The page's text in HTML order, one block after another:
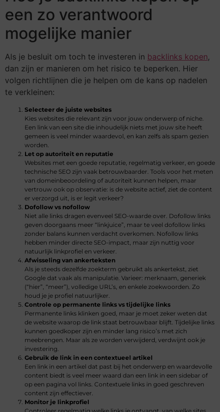
een zo verantwoord
mogelijke manier
Als je besluit om toch te investeren in backlinks kopen,
dan zijn er manieren om het risico te beperken. Hier
volgen richtlijnen die je helpen om de kans op nadelen
te verkleinen:
Selecteer de juiste websites
Kies websites die relevant zijn voor jouw onderwerp of niche.
Een link van een site die inhoudelijk niets met jouw site heeft
gemeen is veel minder waardevol, en kan zelfs als spam gezien
worden.
Let op autoriteit en reputatie
Websites met een goede reputatie, regelmatig verkeer, en goede
technische SEO zijn vaak betrouwbaarder. Tools voor het meten
van domeinbeoordeling of autoriteit kunnen helpen, maar
vertrouw ook op observatie: is de website actief, ziet de content
er verzorgd uit, is er legit verkeer?
Dofollow vs nofollow
Niet alle links dragen evenveel SEO-waarde over. Dofollow links
geven doorgaans meer “linkjuice”, maar te veel dofollow links
zonder balans kunnen verdacht overkomen. Nofollow links
hebben minder directe SEO-impact, maar zijn nuttig voor
natuurlijk linkprofiel en verkeer.
Afwisseling van ankerteksten
Als je steeds dezelfde zoekterm gebruikt als ankertekst, ziet
Google dat vaak als manipulatie. Varieer: merknaam, generiek
(“hier”, “meer”), volledige URL’s, en enkele zoekwoorden. Zo
houd je je profiel natuurlijker.
Controle op permanente links vs tijdelijke links
Permanente links klinken goed, maar je moet zeker weten dat
de website waarop de link staat betrouwbaar blijft. Tijdelijke links
kunnen goedkoper zijn en minder lang risico’s met zich
meebrengen. Maar als ze worden verwijderd, verdwijnt ook je
investering.
Gebruik de link in een contextueel artikel
Een link in een artikel dat past bij het onderwerp en waardevolle
content biedt is veel meer waard dan een link in een sidebar of
op een pagina vol links. Contextuele links in goed geschreven
content zijn effectiever.
Monitor je linkprofiel